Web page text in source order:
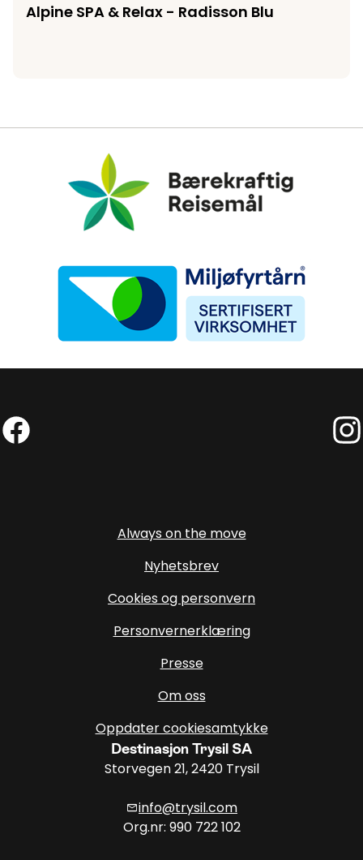
Alpine SPA & Relax - Radisson Blu
Bærekraftig Reisemål
Miljøfyrtårn
Always on the move
Nyhetsbrev
Cookies og personvern
Personvernerklæring
Presse
Om oss
Oppdater cookiesamtykke
Destinasjon Trysil SA
Storvegen 21, 2420 Trysil
mailinfo@trysil.com
Org.nr: 990 722 102